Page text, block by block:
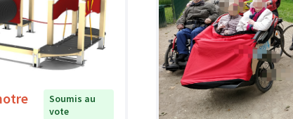
Soumis au
vote